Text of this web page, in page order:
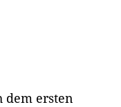
dem ersten